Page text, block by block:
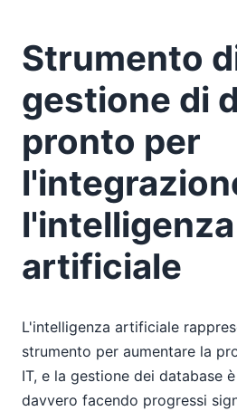
Strumento
gestione di
pronto per
l'intelligenza
artificiale
L'intelligenza artificiale
strumento per aumentare la
IT, e la gestione dei database
davvero facendo progressi